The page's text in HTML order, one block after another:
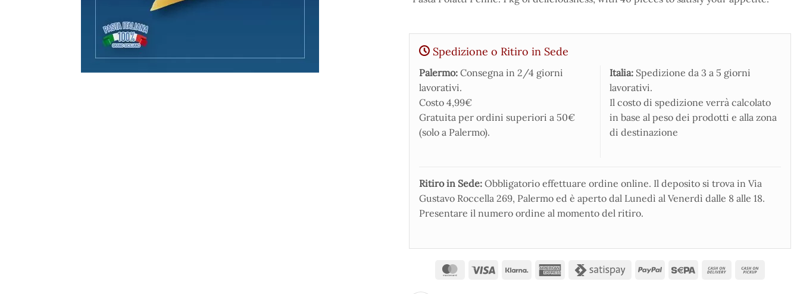
Spedizione o Ritiro in Sede
Palermo: Consegna in 2/4 giorni
lavorativi.
Costo 4,99€
Gratuita per ordini superiori a 50€
(solo a Palermo).
Italia: Spedizione da 3 a 5 giorni
lavorativi.
Il costo di spedizione verrà calcolato
in base al peso dei prodotti e alla zona
di destinazione
Ritiro in Sede: Obbligatorio effettuare ordine online. Il deposito si trova in Via
Gustavo Roccella 269, Palermo ed è aperto dal Lunedì al Venerdì dalle 8 alle 18.
Presentare il numero ordine al momento del ritiro.